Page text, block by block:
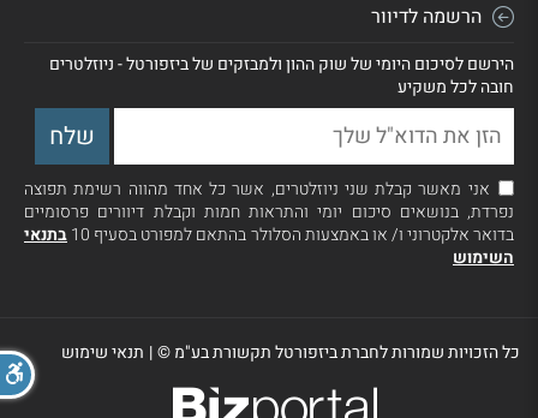
הרשמה לדיוור
הירשם לסיכום היומי של שוק ההון ולמבזקים של ביזפורטל - ניוזלטרים
חובה לכל משקיע
אני מאשר קבלת שני ניוזלטרים, אשר כל אחד מהווה רשימת תפוצה
נפרדת, בנושאים סיכום יומי והתראות חמות וקבלת דיוורים פרסומיים
בדואר אלקטרוני ו/ או באמצעות הסלולר בהתאם למפורט בסעיף 10
בתנאי
השימוש
כל הזכויות שמורות לחברת ביזפורטל תקשורת בע"מ ©| תנאי שימוש